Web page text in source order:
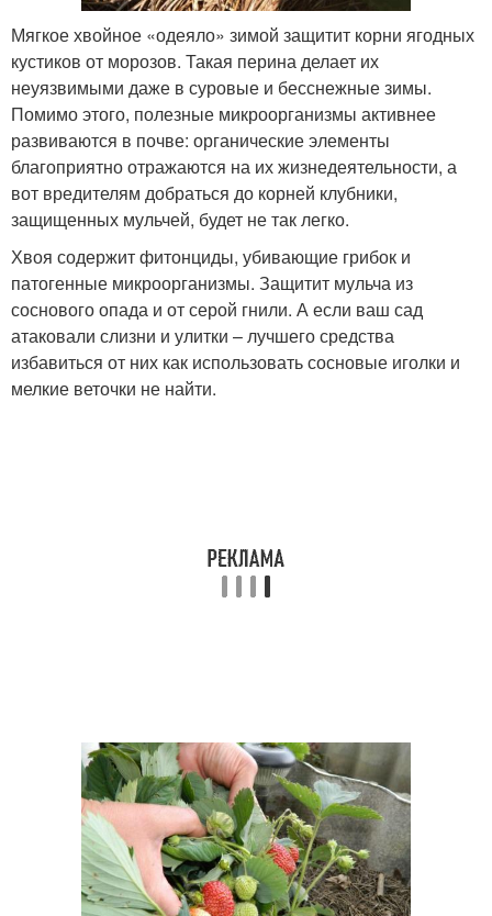
Мягкое хвойное «одеяло» зимой защитит корни ягодных
кустиков от морозов. Такая перина делает их
неуязвимыми даже в суровые и бесснежные зимы.
Помимо этого, полезные микроорганизмы активнее
развиваются в почве: органические элементы
благоприятно отражаются на их жизнедеятельности, а
вот вредителям добраться до корней клубники,
защищенных мульчей, будет не так легко.
Хвоя содержит фитонциды, убивающие грибок и
патогенные микроорганизмы. Защитит мульча из
соснового опада и от серой гнили. А если ваш сад
атаковали слизни и улитки – лучшего средства
избавиться от них как использовать сосновые иголки и
мелкие веточки не найти.